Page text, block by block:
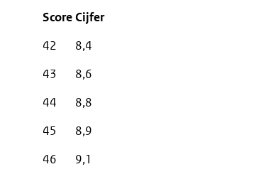
42
8,4
43
8,6
44
8,8
45
8,9
46
9,1